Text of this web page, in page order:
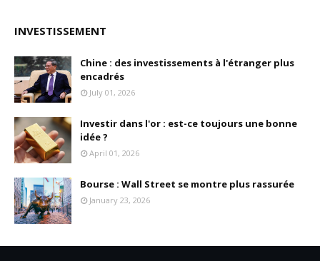
INVESTISSEMENT
Chine : des investissements à l'étranger plus
encadrés
July 01, 2026
Investir dans l'or : est-ce toujours une bonne
idée ?
April 01, 2026
Bourse : Wall Street se montre plus rassurée
January 23, 2026